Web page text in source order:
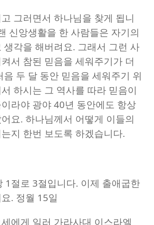
그러면서 하나님을 찾게 됩니
신앙생활을 한 사람들은 자기의
생각을 해버려요. 그래서 그런 사
서 참된 믿음을 세워주기가 더
음 두 달 동안 믿음을 세워주기 위
하시는 그 역사를 따라 믿음이
라야 광야 40년 동안에도 항상
요. 하나님께서 어떻게 이들의
지 한번 보도록 하겠습니다.
1 절로 3절입니다. 이제 출애굽한
. 정월 15일
에게 일러 가라사대 이스라엘